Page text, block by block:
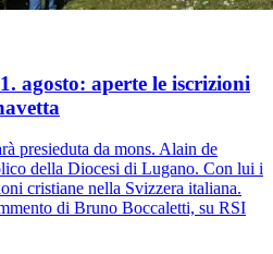
agosto: aperte le iscrizioni
presieduta da mons. Alain de
della Diocesi di Lugano. Con lui i
cristiane nella Svizzera italiana.
di Bruno Boccaletti, su RSI